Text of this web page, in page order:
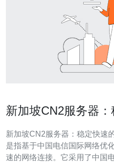
新加坡CN2服务器
新加坡CN2服务器：稳定快速的网络解
是指基于中国电信国际网络优
速的网络连接。它采用了中国